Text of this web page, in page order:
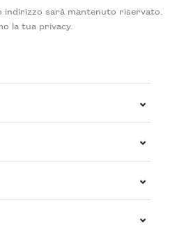
indirizzo sarà mantenuto riservato.
la tua privacy.